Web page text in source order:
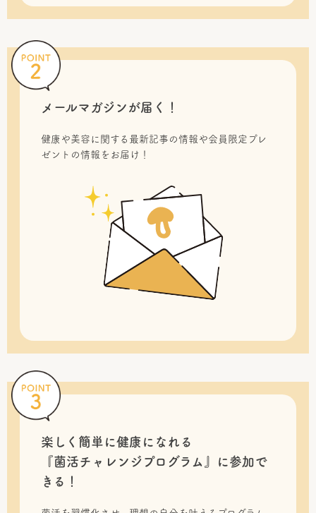
メールマガジンが届く！
健康や美容に関する最新記事の情報や会員限定プレ
ゼントの情報をお届け！
楽しく簡単に健康になれる
『菌活チャレンジプログラム』に 参加で
きる！